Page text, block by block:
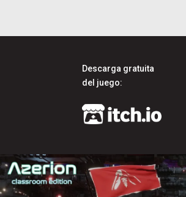
Descarga gratuita
del juego: